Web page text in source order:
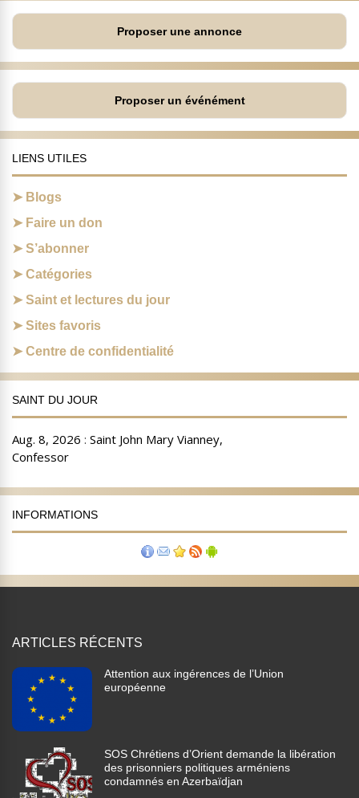
Proposer une annonce
Proposer un événément
LIENS UTILES
Blogs
Faire un don
S’abonner
Catégories
Saint et lectures du jour
Sites favoris
Centre de confidentialité
SAINT DU JOUR
INFORMATIONS
ARTICLES RÉCENTS
Attention aux ingérences de l’Union
européenne
SOS Chrétiens d’Orient demande la libération
des prisonniers politiques arméniens
condamnés en Azerbaïdjan